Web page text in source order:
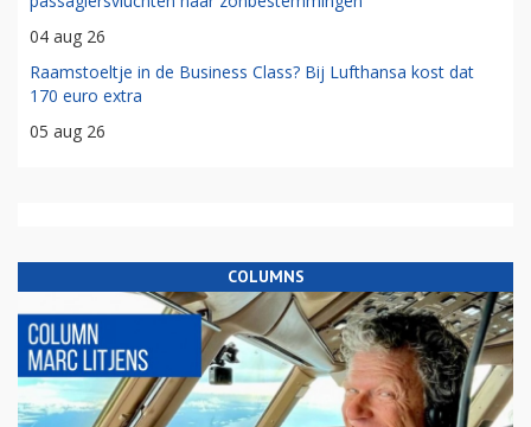
04 aug 26
Raamstoeltje in de Business Class? Bij Lufthansa kost dat
170 euro extra
05 aug 26
COLUMNS